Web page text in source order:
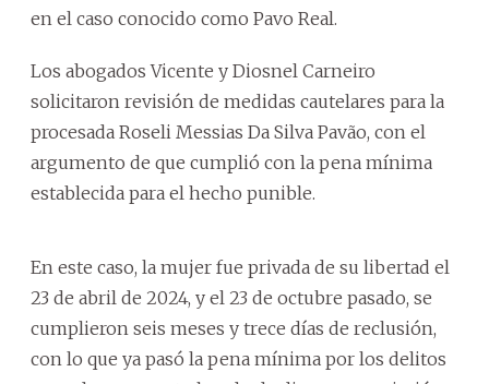
en el caso conocido como Pavo Real.
Los abogados Vicente y Diosnel Carneiro
solicitaron revisión de medidas cautelares para la
procesada Roseli Messias Da Silva Pavão, con el
argumento de que cumplió con la pena mínima
establecida para el hecho punible.
En este caso, la mujer fue privada de su libertad el
23 de abril de 2024, y el 23 de octubre pasado, se
cumplieron seis meses y trece días de reclusión,
con lo que ya pasó la pena mínima por los delitos